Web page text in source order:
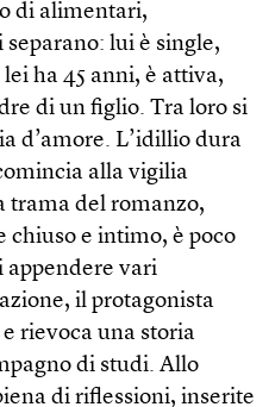
di alimentari,
lui è single,
ha 45 anni, è attiva,
di un figlio. Tra loro si
d’amore. L’idillio dura
alla vigilia
trama del romanzo,
e intimo, è poco
appendere vari
il protagonista
rievoca una storia
di studi. Allo
di riflessioni, inserite